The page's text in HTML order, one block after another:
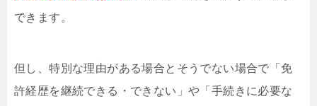
できます。
但し、特別な理由がある場合とそうでない場合で「免
許経歴を継続できる・できない」や「手続きに必要な